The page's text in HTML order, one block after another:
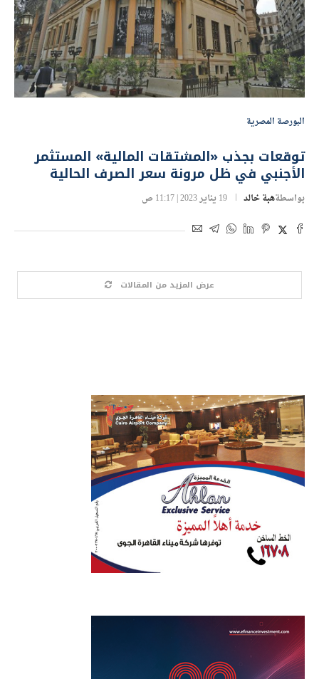
البورصة المصرية
توقعات بجذب «المشتقات المالية» المستثمر
الأجنبي في ظل مرونة سعر الصرف الحالية
بواسطةهبة خالد 19 يناير 2023 | 11:17 ص
عرض المزيد من المقالات